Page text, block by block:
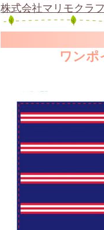
株式会社マリモクラ
ワンポ